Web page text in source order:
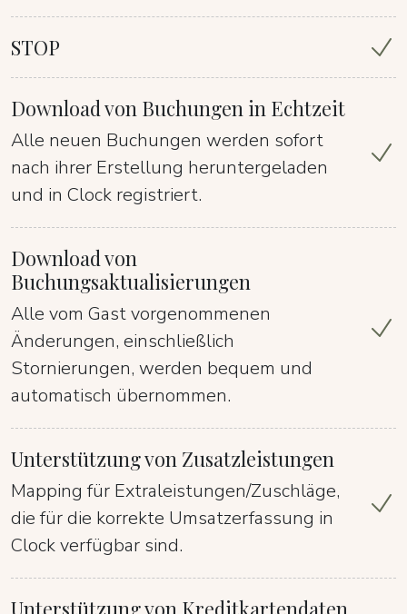
STOP
Download von Buchungen in Echtzeit
Alle neuen Buchungen werden sofort
nach ihrer Erstellung heruntergeladen
und in Clock registriert.
Download von
Buchungsaktualisierungen
Alle vom Gast vorgenommenen
Änderungen, einschließlich
Stornierungen, werden bequem und
automatisch übernommen.
Unterstützung von Zusatzleistungen
Mapping für Extraleistungen/Zuschläge,
die für die korrekte Umsatzerfassung in
Clock verfügbar sind.
Unterstützung von Kreditkartendaten